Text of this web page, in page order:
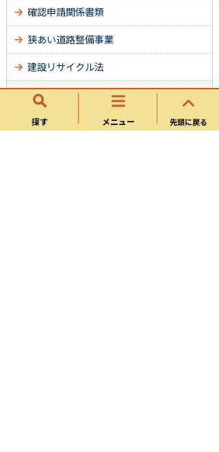
探す メニュー 先頭に戻る
確認申請関係書類
狭あい道路整備事業
建設リサイクル法
建築物等耐震化促進事業
長期優良住宅認定申請